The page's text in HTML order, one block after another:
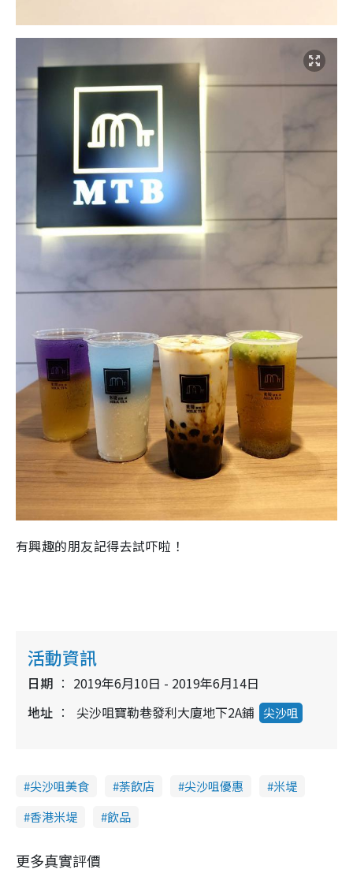
有興趣的朋友記得去試吓啦！
活動資訊
日期
2019年6月10日 - 2019年6月14日
地址
尖沙咀寶勒巷發利大廈地下2A鋪 尖沙咀
尖沙咀美食 荼飲店 尖沙咀優惠
米堤
香港米堤
飲品
更多真實評價